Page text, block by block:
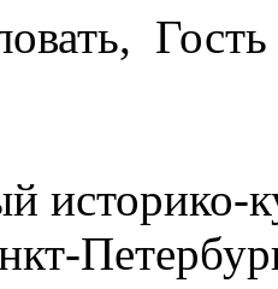
Гость
историко-